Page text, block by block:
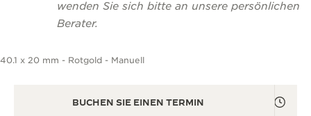
TIMEKEEPER“
RAFFINESSE: MEHR ALS 1.400 KALIBER
wenden Sie sich bitte an unsere persönlichen
Berater.
40.1 x 20 mm - Rotgold - Manuell
BUCHEN SIE EINEN TERMIN